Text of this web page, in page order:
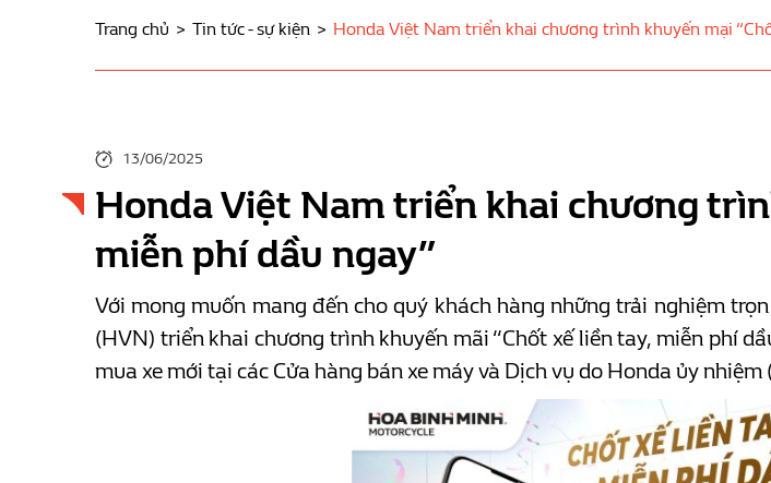
Trang chủ Tin tức - sự kiện Honda Việt Nam triển khai chương trình khuyến mại
13/06/2025
Honda Việt Nam triển khai chương
miễn phí dầu ngay”
Với mong muốn mang đến cho quý khách hàng những trải nghiệm
(HVN) triển khai chương trình khuyến mãi “Chốt xế liền tay, miễn phí
mua xe mới tại các Cửa hàng bán xe máy và Dịch vụ do Honda ủy